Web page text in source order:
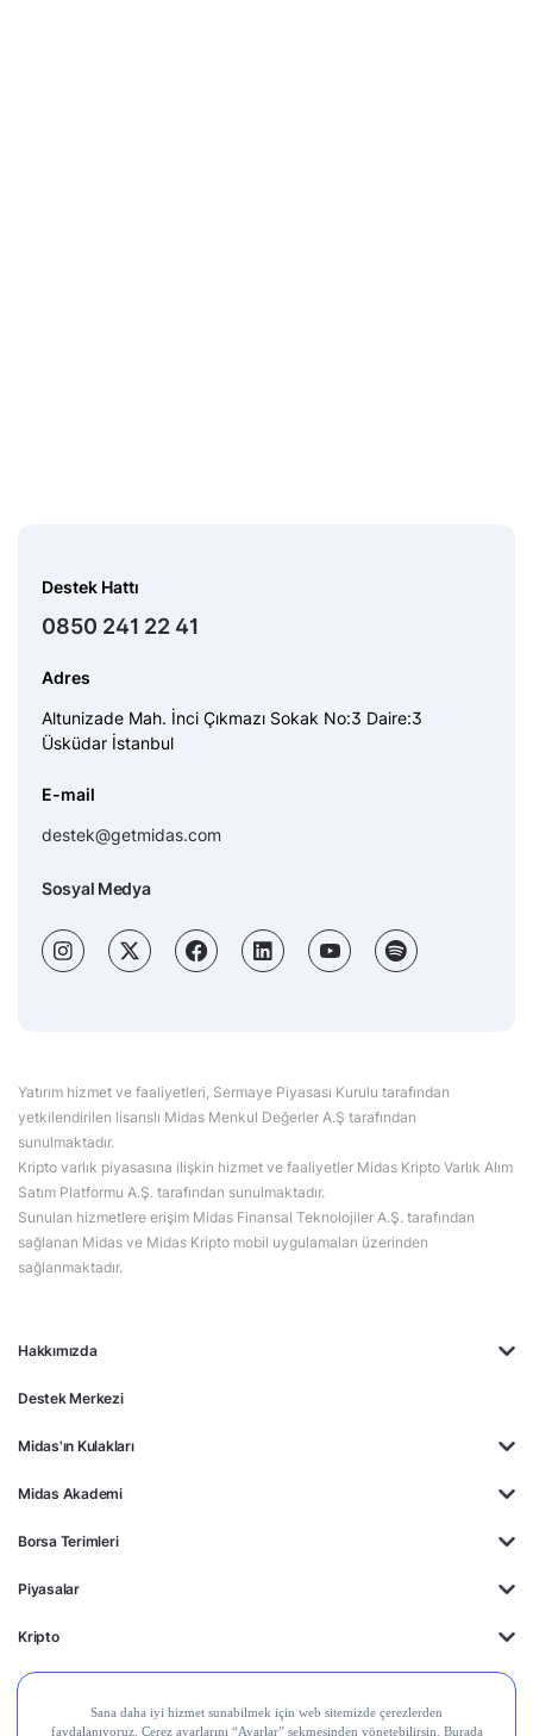
Hakkımızda
Destek Merkezi
Midas'ın Kulakları
Midas Akademi
Borsa Terimleri
Piyasalar
Kripto
Ayrıcalıklar
Destek Hattı
0850 241 22 41
Adres
Altunizade Mah. İnci Çıkmazı Sokak No:3 Daire:3
Üsküdar İstanbul
E-mail
destek@getmidas.com
Sosyal Medya
Yatırım hizmet ve faaliyetleri, Sermaye Piyasası Kurulu tarafından
yetkilendirilen lisanslı Midas Menkul Değerler A.Ş tarafından
sunulmaktadır.
Kripto varlık piyasasına ilişkin hizmet ve faaliyetler Midas Kripto Varlık Alım
Satım Platformu A.Ş. tarafından sunulmaktadır.
Sunulan hizmetlere erişim Midas Finansal Teknolojiler A.Ş. tarafından
sağlanan Midas ve Midas Kripto mobil uygulamaları üzerinden
sağlanmaktadır.